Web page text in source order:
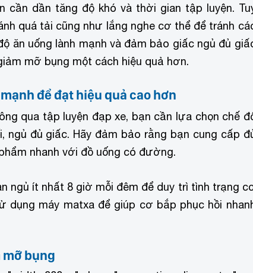
cần dần tăng độ khó và thời gian tập luyện.
quá tải cũng như lắng nghe cơ thể để tránh
ăn uống lành mạnh và đảm bảo giấc ngủ đủ
mỡ bụng một cách hiệu quả hơn.
để đạt hiệu quả cao hơn
qua tập luyện đạp xe, bạn cần lựa chọn chế
đủ giấc. Hãy đảm bảo rằng bạn cung cấp
nhanh với đồ uống có đường.
ngủ ít nhất 8 giờ mỗi đêm để duy trì tình trạng
dụng máy matxa để giúp cơ bắp phục hồi
mỡ bụng